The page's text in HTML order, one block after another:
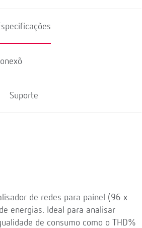
Suporte
de redes para painel (96 x
energias. Ideal para analisar
de consumo como o THD%